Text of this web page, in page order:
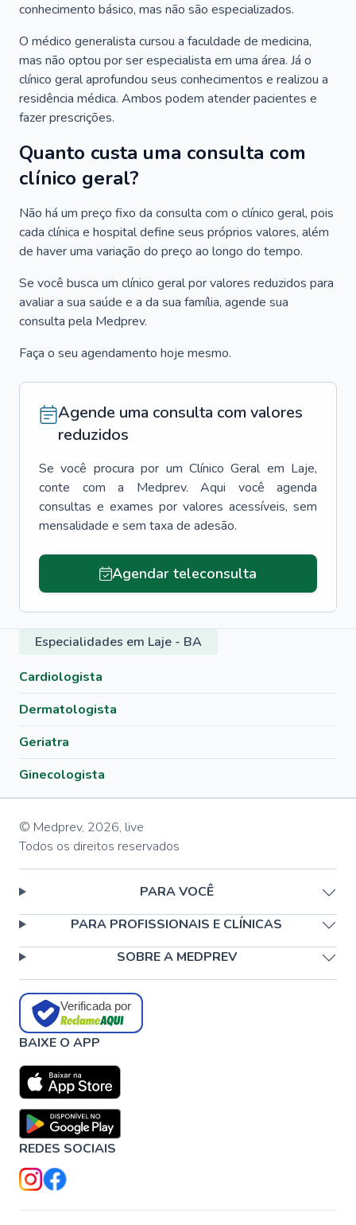
conhecimento básico, mas não são especializados.
O médico generalista cursou a faculdade de medicina,
mas não optou por ser especialista em uma área. Já o
clínico geral aprofundou seus conhecimentos e realizou a
residência médica. Ambos podem atender pacientes e
fazer prescrições.
Quanto custa uma consulta com
clínico geral?
Não há um preço fixo da consulta com o clínico geral, pois
cada clínica e hospital define seus próprios valores, além
de haver uma variação do preço ao longo do tempo.
Se você busca um clínico geral por valores reduzidos para
avaliar a sua saúde e a da sua família, agende sua
consulta pela Medprev.
Faça o seu agendamento hoje mesmo.
Agende uma consulta com valores
reduzidos
Se você procura por um Clínico Geral em Laje,
conte com a Medprev. Aqui você agenda
consultas e exames por valores acessíveis, sem
mensalidade e sem taxa de adesão.
Agendar teleconsulta
Especialidades em Laje - BA
Cardiologista
Dermatologista
Geriatra
Ginecologista
© Medprev, 2026, live
Todos os direitos reservados
PARA VOCÊ
PARA PROFISSIONAIS E CLÍNICAS
SOBRE A MEDPREV
Verificada por
BAIXE O APP
REDES SOCIAIS